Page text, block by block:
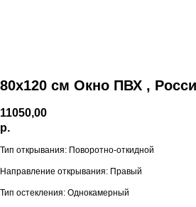
80х120 см Окно ПВХ ,
11050,00
р.
Тип открывания: Поворотно-откидной
Направление открывания: Правый
Тип остекления: Однокамерный